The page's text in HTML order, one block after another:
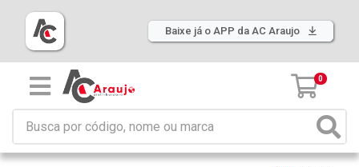
Baixe já o APP da AC Araujo
0